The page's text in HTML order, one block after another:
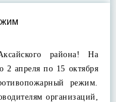
района! На
2 апреля по 15 октября
режим.
организаций,